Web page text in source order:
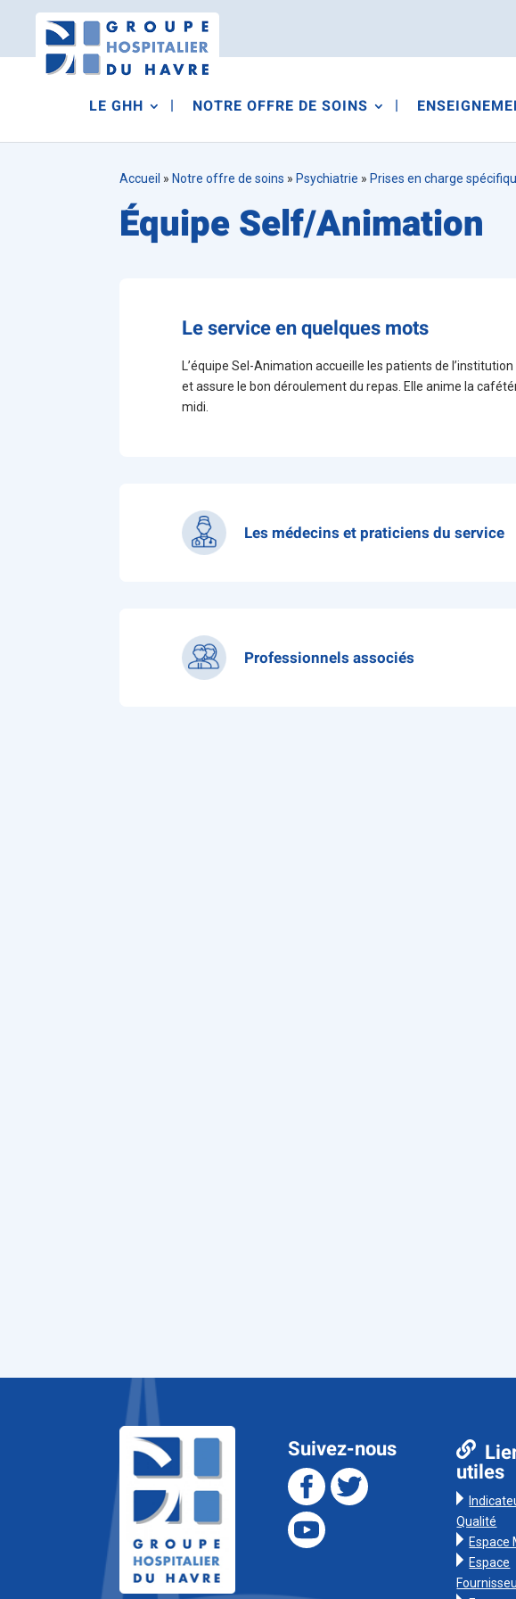
LE GHH NOTRE OFFRE DE SOINS
Accueil » Notre offre de soins » Psychiatrie » Prises en charge
Équipe Self/Animation
Le service en quelques mots
L’équipe Sel-Animation accueille les patients de
et assure le bon déroulement du repas. Elle anime la
midi.
Les médecins et praticiens du service
Professionnels associés
Suivez-nous
utiles
Qualité
Espace
Espace